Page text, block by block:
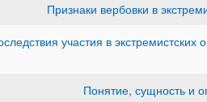
Признаки вербовки в
участия в экстремистских
Понятие, сущность и